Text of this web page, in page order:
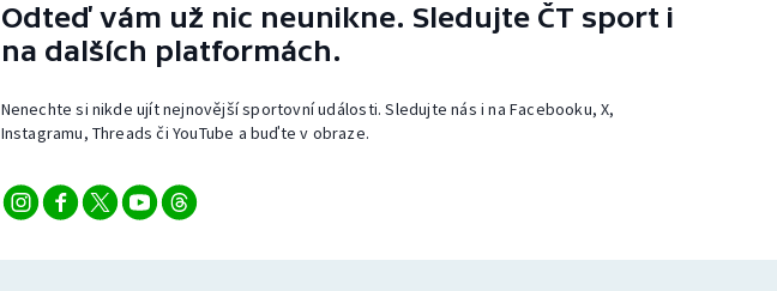
Odteď vám už nic neunikne. Sledujte ČT sport i
na dalších platformách.
Nenechte si nikde ujít nejnovější sportovní události. Sledujte nás i na Facebooku, X,
Instagramu, Threads či YouTube a buďte v obraze.